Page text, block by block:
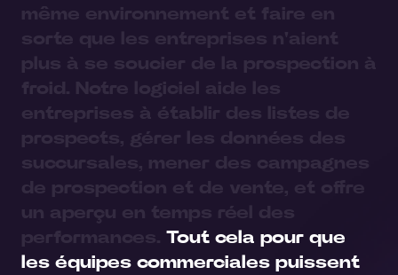
succursales, mener des campagnes
de prospection et de vente, et offre
Tout cela pour que
les équipes commerciales puissent